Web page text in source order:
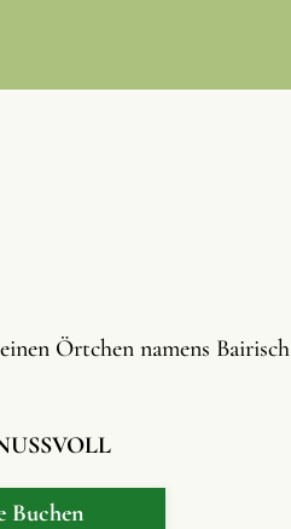
Örtchen namens Bairisch
Buchen